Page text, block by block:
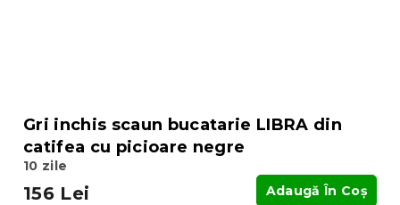
Gri inchis scaun bucatarie LIBRA din
catifea cu picioare negre
10 zile
156 Lei Adaugă În Coş